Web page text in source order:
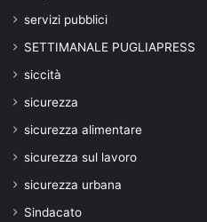
servizi pubblici
SETTIMANALE PUGLIAPRESS
siccità
sicurezza
sicurezza alimentare
sicurezza sul lavoro
sicurezza urbana
Sindacato